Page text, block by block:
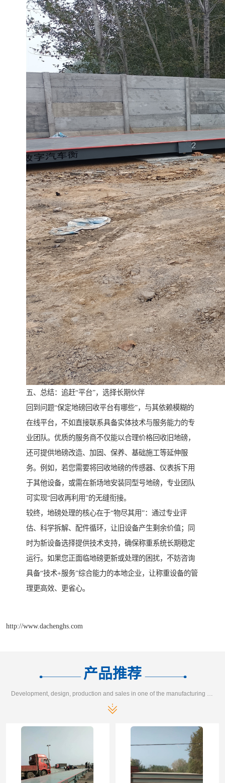
五、总结：追赶“平台”，选择长期伙伴
回到问题“保定地磅回收平台有哪些”，与其依赖模糊的
在线平台，不如直接联系具备实体技术与服务能力的专
业团队。优质的服务商不仅能以合理价格回收旧地磅，
还可提供地磅改造、加固、保养、基础施工等延伸服
务。例如，若您需要将回收地磅的传感器、仪表拆下用
于其他设备，或需在新场地安装同型号地磅，专业团队
可实现“回收再利用”的无缝衔接。
较终，地磅处理的核心在于“物尽其用”：通过专业评
估、科学拆解、配件循环，让旧设备产生剩余价值；同
时为新设备选择提供技术支持，确保称重系统长期稳定
运行。如果您正面临地磅更新或处理的困扰，不妨咨询
具备“技术+服务”综合能力的本地企业，让称重设备的管
理更高效、更省心。
http://www.dachenghs.com
产品推荐